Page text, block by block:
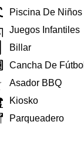
Piscina De Niños
Juegos Infantiles
Billar
Cancha De Fútbol
Asador BBQ
Kiosko
Parqueadero